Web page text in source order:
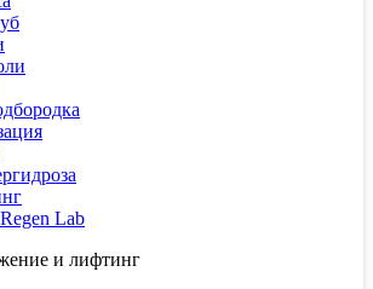
Lab
и лифтинг